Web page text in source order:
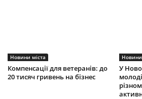
Новини міста
Компенсації для ветеранів: до
20 тисяч гривень на бізнес
Новини
У